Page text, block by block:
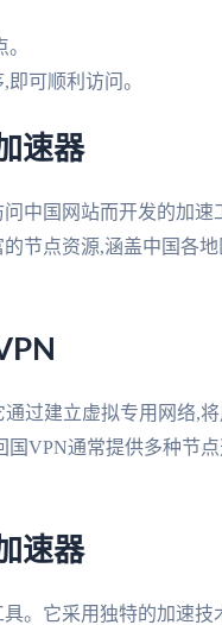
可顺利访问。
速器
中国网站而开发的加
节点资源,涵盖中国各
过建立虚拟专用网络,
VPN通常提供多种节
速器
。它采用独特的加速技